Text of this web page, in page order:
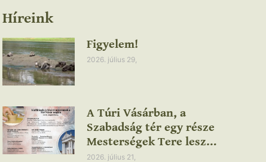
Híreink
Figyelem!
2026. július 29,
A Túri Vásárban, a
Szabadság tér egy része
Mesterségek Tere lesz…
2026. július 21,